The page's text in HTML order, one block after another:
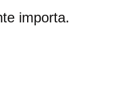
importa.